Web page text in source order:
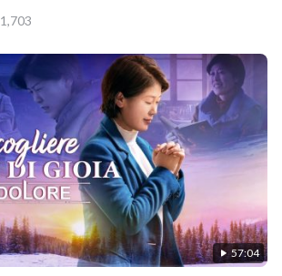
1,703
57:04